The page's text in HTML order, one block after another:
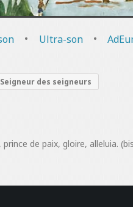
• Ultra-son •
des seigneurs
de paix, gloire, alleluia.